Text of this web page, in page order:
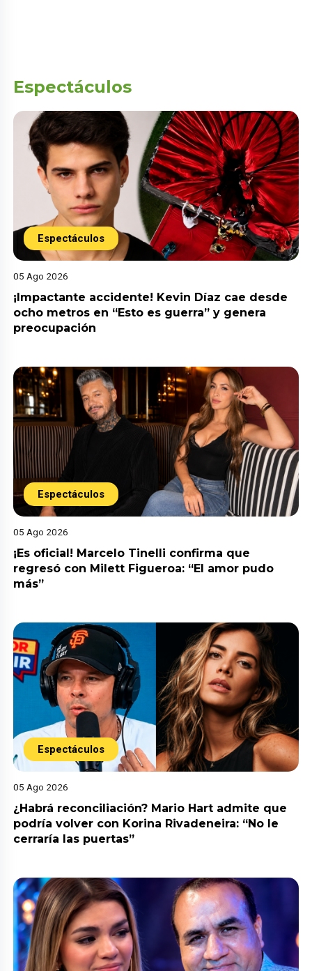
Espectáculos
Espectáculos
05 Ago 2026
¡Impactante accidente! Kevin Díaz cae desde
ocho metros en “Esto es guerra” y genera
preocupación
Espectáculos
05 Ago 2026
¡Es oficial! Marcelo Tinelli confirma que
regresó con Milett Figueroa: “El amor pudo
más”
Espectáculos
05 Ago 2026
¿Habrá reconciliación? Mario Hart admite que
podría volver con Korina Rivadeneira: “No le
cerraría las puertas”